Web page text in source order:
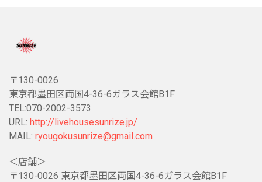
〒130-0026
東京都墨田区両国4-36-6ガラス会館B1F
TEL:070-2002-3573
URL: http://livehousesunrize.jp/
MAIL: ryougokusunrize@gmail.com
＜店舗＞
〒130-0026 東京都墨田区両国4-36-6ガラス会館B1F